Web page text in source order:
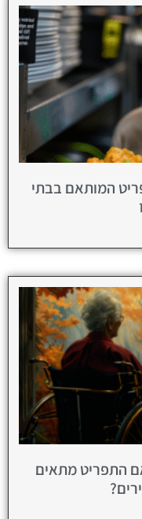
המותאם בבתי
התפריט מתאים